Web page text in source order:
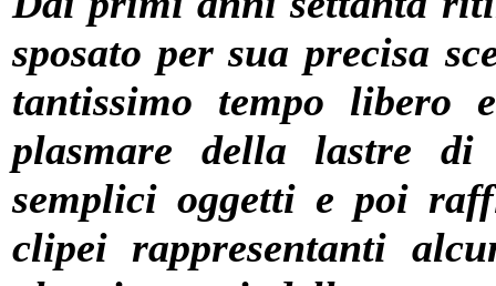
sposato per sua precisa
tantissimo tempo
plasmare della lastre
semplici oggetti e poi
clipei rappresentanti